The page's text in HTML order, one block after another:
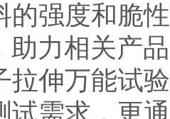
的强度和脆
助力相关产
拉伸万能试
试需求，更